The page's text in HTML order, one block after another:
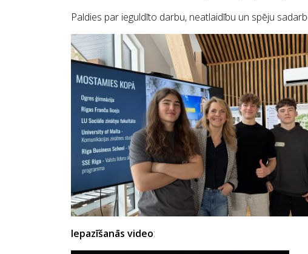
Paldies par ieguldīto darbu, neatlaidību un spēju
Iepazīšanās video: